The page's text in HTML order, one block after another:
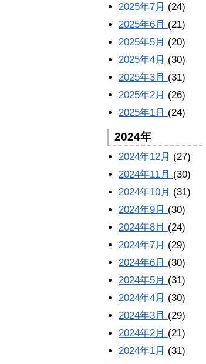
2025年7月 (24)
2025年6月 (21)
2025年5月 (20)
2025年4月 (30)
2025年3月 (31)
2025年2月 (26)
2025年1月 (24)
2024年
2024年12月 (27)
2024年11月 (30)
2024年10月 (31)
2024年9月 (30)
2024年8月 (24)
2024年7月 (29)
2024年6月 (30)
2024年5月 (31)
2024年4月 (30)
2024年3月 (29)
2024年2月 (21)
2024年1月 (31)